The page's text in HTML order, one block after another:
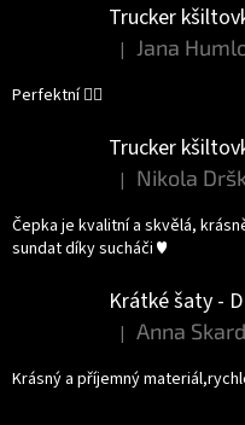
Trucker
Hodnocení
| Jana
Perfektní 👌🏻
Trucker
Hodnocení
| Nikola
Čepka je kvalitní a skvělá,
sundat díky sucháči ♥️
Krátké šaty -
Hodnocení
| Anna
Krásný a příjemný